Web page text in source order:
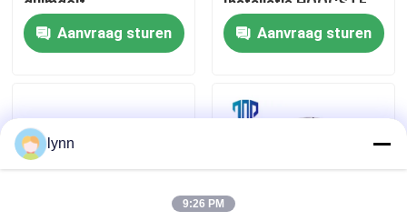
Nieuws
Het Wieldekking van de golfkar
Het Dashboard van de golfkar
Aanvraag sturen
Golf van 23X10.5-14
Aanvraag sturen
lynn
9:26 PM